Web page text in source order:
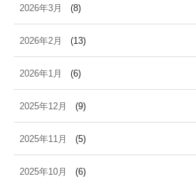
2026年3月 (8)
2026年2月 (13)
2026年1月 (6)
2025年12月 (9)
2025年11月 (5)
2025年10月 (6)